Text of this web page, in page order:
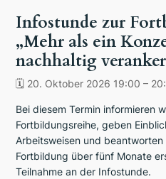
Infostunde zur
„Mehr als ein
nachhaltig
🗓 20. Oktober 2026 19:00 –
Bei diesem Termin informieren
Fortbildungsreihe, geben
Arbeitsweisen und
Fortbildung über fünf Monate
Teilnahme an der Infostunde.